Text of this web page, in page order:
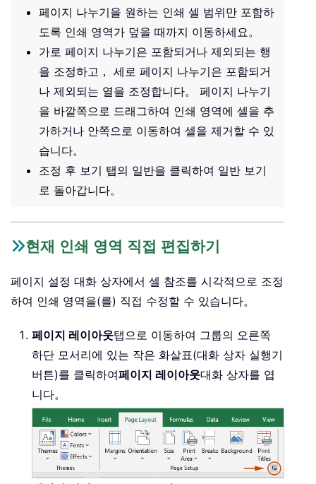
페이지 나누기을 원하는 인쇄 셀 범위만 포함하
도록 인쇄 영역가 덮을 때까지 이동하세요。
가로 페이지 나누기은 포함되거나 제외되는 행
을 조정하고， 세로 페이지 나누기은 포함되거
나 제외되는 열을 조정합니다。 페이지 나누기
을 바깥쪽으로 드래그하여 인쇄 영역에 셀을 추
가하거나 안쪽으로 이동하여 셀을 제거할 수 있
습니다。
조정 후 보기 탭의 일반을 클릭하여 일반 보기
로 돌아갑니다。
현재 인쇄 영역 직접 편집하기
페이지 설정 대화 상자에서 셀 참조를 시각적으로 조정
하여 인쇄 영역을(를) 직접 수정할 수 있습니다。
페이지 레이아웃탭으로 이동하여 그룹의 오른쪽
하단 모서리에 있는 작은 화살표(대화 상자 실행기
버튼)를 클릭하여페이지 레이아웃대화 상자를 엽
니다。